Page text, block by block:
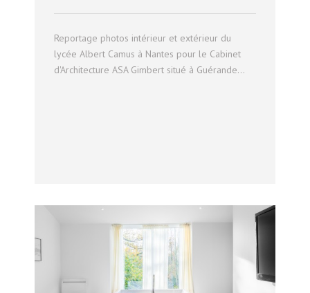
Reportage photos intérieur et extérieur du
lycée Albert Camus à Nantes pour le Cabinet
d'Architecture ASA Gimbert situé à Guérande...